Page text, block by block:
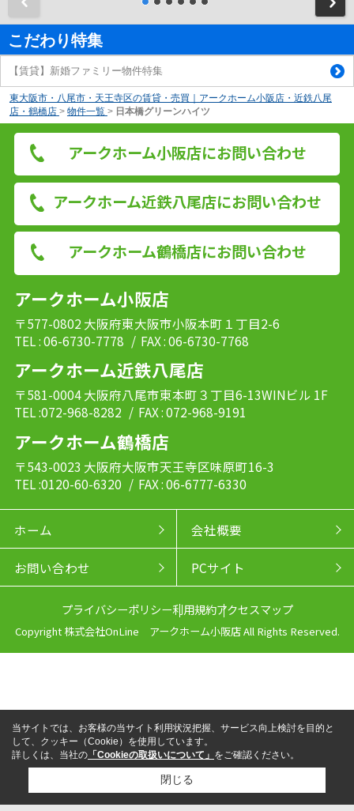
こだわり特集
【賃貸】新婚ファミリー物件特集
東大阪市・八尾市・天王寺区の賃貸・売買｜アークホーム小阪店・近鉄八尾
店・鶴橋店 > 物件一覧 > 日本橋グリーンハイツ
アークホーム小阪店にお問い合わせ
アークホーム近鉄八尾店にお問い合わせ
アークホーム鶴橋店にお問い合わせ
アークホーム小阪店
〒577-0802 大阪府東大阪市小阪本町１丁目2-6
TEL : 06-6730-7778 / FAX : 06-6730-7768
アークホーム近鉄八尾店
〒581-0004 大阪府八尾市東本町３丁目6-13WINビル 1F
TEL :072-968-8282 / FAX : 072-968-9191
アークホーム鶴橋店
〒543-0023 大阪府大阪市天王寺区味原町16-3
TEL :0120-60-6320 / FAX : 06-6777-6330
ホーム 会社概要
お問い合わせ PCサイト
プライバシーポリシー利用規約アクセスマップ
Copyright 株式会社OnLine アークホーム小阪店 All Rights Reserved.
LINEからお問い合わせ
当サイトでは、お客様の当サイト利用状況把握、サービス向上検討を目的と
して、クッキー（Cookie）を使用しています。
詳しくは、当社の 「Cookieの取扱いについて」 をご確認ください。
閉じる